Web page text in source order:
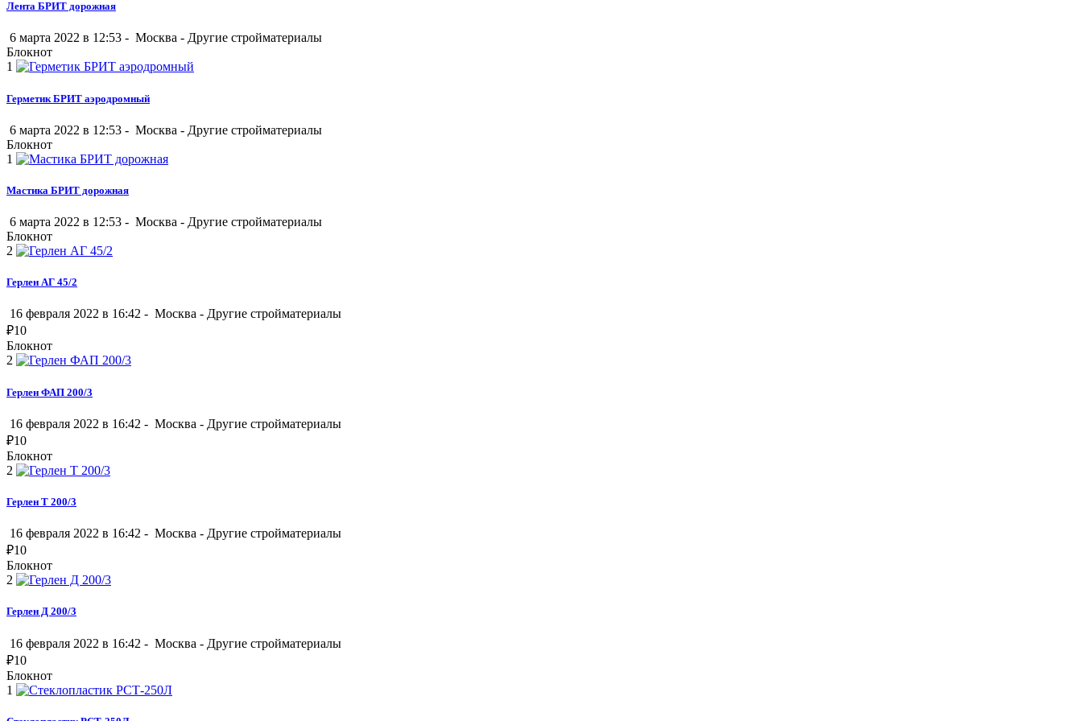
Лента БРИТ дорожная
6 марта 2022 в 12:53 - Москва - Другие стройматериалы
Блокнот
1
Герметик БРИТ аэродромный
6 марта 2022 в 12:53 - Москва - Другие стройматериалы
Блокнот
1
Мастика БРИТ дорожная
6 марта 2022 в 12:53 - Москва - Другие стройматериалы
Блокнот
2
Герлен АГ 45/2
16 февраля 2022 в 16:42 - Москва - Другие стройматериалы
₽10
Блокнот
2
Герлен ФАП 200/3
16 февраля 2022 в 16:42 - Москва - Другие стройматериалы
₽10
Блокнот
2
Герлен Т 200/3
16 февраля 2022 в 16:42 - Москва - Другие стройматериалы
₽10
Блокнот
2
Герлен Д 200/3
16 февраля 2022 в 16:42 - Москва - Другие стройматериалы
₽10
Блокнот
1